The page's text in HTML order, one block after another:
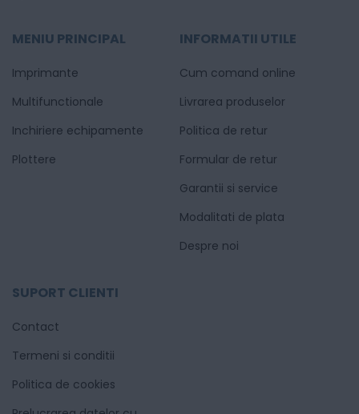
MENIU PRINCIPAL
Imprimante
Multifunctionale
Inchiriere echipamente
Plottere
INFORMATII UTILE
Cum comand online
Livrarea produselor
Politica de retur
Formular de retur
Garantii si service
Modalitati de plata
Despre noi
SUPORT CLIENTI
Contact
Termeni si conditii
Politica de cookies